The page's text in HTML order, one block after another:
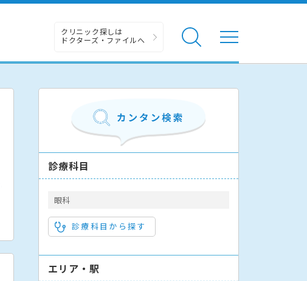
クリニック探しは
ドクターズ・ファイルへ
診療科目
眼科
診療科目から探す
エリア・駅